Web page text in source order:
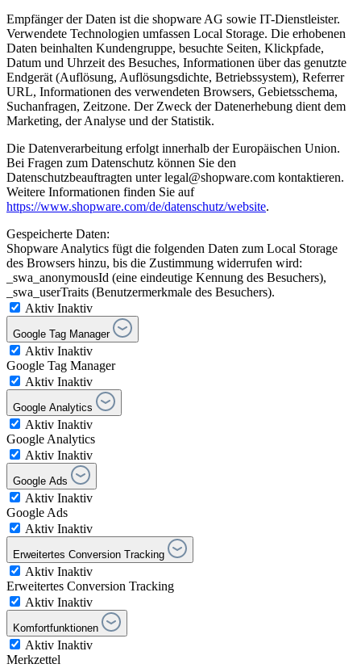
Empfänger der Daten ist die shopware AG sowie IT-Dienstleister.
Verwendete Technologien umfassen Local Storage. Die erhobenen
Daten beinhalten Kundengruppe, besuchte Seiten, Klickpfade,
Datum und Uhrzeit des Besuches, Informationen über das genutzte
Endgerät (Auflösung, Auflösungsdichte, Betriebssystem), Referrer
URL, Informationen des verwendeten Browsers, Gebietsschema,
Suchanfragen, Zeitzone. Der Zweck der Datenerhebung dient dem
Marketing, der Analyse und der Statistik.
Die Datenverarbeitung erfolgt innerhalb der Europäischen Union.
Bei Fragen zum Datenschutz können Sie den
Datenschutzbeauftragten unter legal@shopware.com kontaktieren.
Weitere Informationen finden Sie auf
https://www.shopware.com/de/datenschutz/website.
Gespeicherte Daten:
Shopware Analytics fügt die folgenden Daten zum Local Storage
des Browsers hinzu, bis die Zustimmung widerrufen wird:
_swa_anonymousId (eine eindeutige Kennung des Besuchers),
_swa_userTraits (Benutzermerkmale des Besuchers).
Aktiv Inaktiv
Google Tag Manager
Aktiv Inaktiv
Google Tag Manager
Aktiv Inaktiv
Google Analytics
Aktiv Inaktiv
Google Analytics
Aktiv Inaktiv
Google Ads
Aktiv Inaktiv
Google Ads
Aktiv Inaktiv
Erweitertes Conversion Tracking
Aktiv Inaktiv
Erweitertes Conversion Tracking
Aktiv Inaktiv
Komfortfunktionen
Aktiv Inaktiv
Merkzettel